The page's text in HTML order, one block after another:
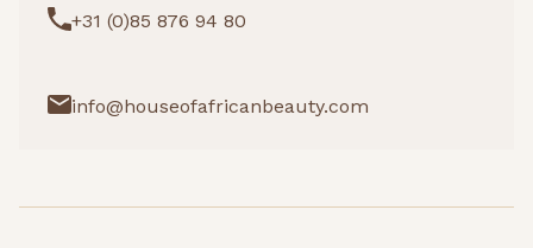
+31 (0)85 876 94 80
info@houseofafricanbeauty.com